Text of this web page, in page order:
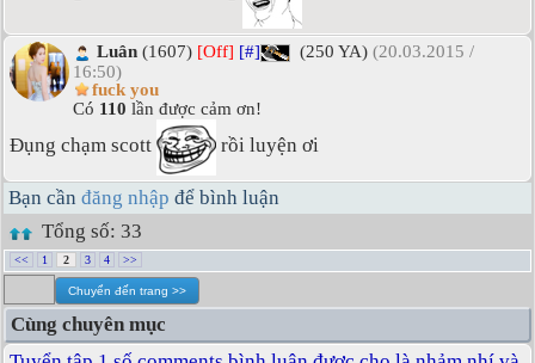
Luân (1607) [Off] [#] (250 YA) (20.03.2015 /
16:50)
fuck you
Có 110 lần được cảm ơn!
Đụng chạm scott rồi luyện ơi
Bạn cần đăng nhập để bình luận
Tổng số: 33
<< 1 2 3 4 >>
Cùng chuyên mục